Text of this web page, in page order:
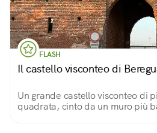
FLASH
Il castello visconteo di
Un grande castello visconteo di
quadrata, cinto da un muro più